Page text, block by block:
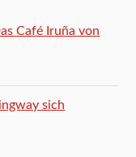
Café Iruña von
sich